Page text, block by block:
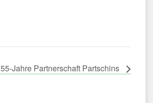
55-Jahre Partnerschaft Partschins